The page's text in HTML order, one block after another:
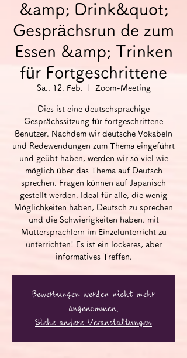
&amp; Drink&quot;
Gesprächsrun de zum
Essen &amp; Trinken
für Fortgeschrittene
Sa., 12. Feb. Zoom-Meeting
Dies ist eine deutschsprachige
Gesprächssitzung für fortgeschrittene
Benutzer. Nachdem wir deutsche Vokabeln
und Redewendungen zum Thema eingeführt
und geübt haben, werden wir so viel wie
möglich über das Thema auf Deutsch
sprechen. Fragen können auf Japanisch
gestellt werden. Ideal für alle, die wenig
Möglichkeiten haben, Deutsch zu sprechen
und die Schwierigkeiten haben, mit
Muttersprachlern im Einzelunterricht zu
unterrichten! Es ist ein lockeres, aber
informatives Treffen.
Bewerbungen werden nicht mehr
angenommen.
Siehe andere Veranstaltungen